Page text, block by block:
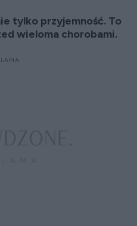
tylko przyjemność. To
wieloma chorobami.